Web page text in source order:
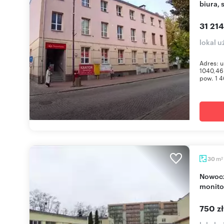
biura,
31
lokal
Adres:
pow. 1
30 m2
Nowoczesny lokal 30 m² z parkingiem i
750